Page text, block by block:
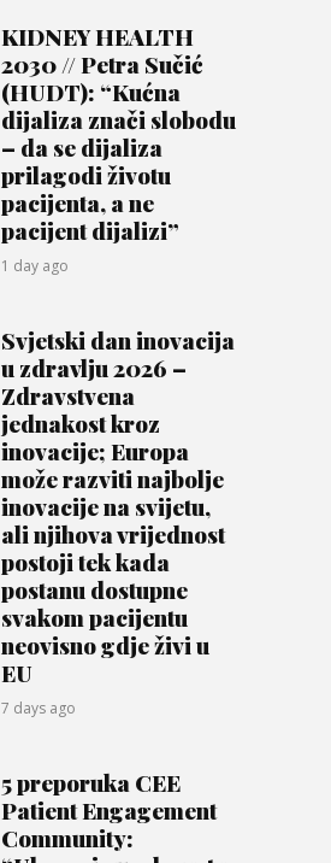
KIDNEY HEALTH
2030 // Petra Sučić
(HUDT): “Kućna
dijaliza znači slobodu
– da se dijaliza
prilagodi životu
pacijenta, a ne
pacijent dijalizi”
1 day ago
Svjetski dan inovacija
u zdravlju 2026 –
Zdravstvena
jednakost kroz
inovacije; Europa
može razviti najbolje
inovacije na svijetu,
ali njihova vrijednost
postoji tek kada
postanu dostupne
svakom pacijentu
neovisno gdje živi u
EU
7 days ago
5 preporuka CEE
Patient Engagement
Community: